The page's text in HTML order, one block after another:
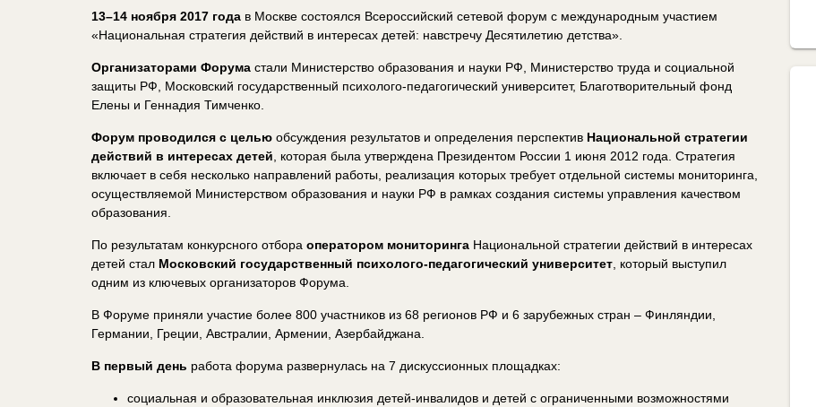
13–14 ноября 2017 года в Москве состоялся Всероссийский сетевой форум с международным участием
«Национальная стратегия действий в интересах детей: навстречу Десятилетию детства».
Организаторами Форума стали Министерство образования и науки РФ, Министерство труда и социальной
защиты РФ, Московский государственный психолого-педагогический университет, Благотворительный фонд
Елены и Геннадия Тимченко.
Форум проводился с целью обсуждения результатов и определения перспектив Национальной стратегии
действий в интересах детей, которая была утверждена Президентом России 1 июня 2012 года. Стратегия
включает в себя несколько направлений работы, реализация которых требует отдельной системы мониторинга,
осуществляемой Министерством образования и науки РФ в рамках создания системы управления качеством
образования.
По результатам конкурсного отбора оператором мониторинга Национальной стратегии действий в интересах
детей стал Московский государственный психолого-педагогический университет, который выступил
одним из ключевых организаторов Форума.
В Форуме приняли участие более 800 участников из 68 регионов РФ и 6 зарубежных стран – Финляндии,
Германии, Греции, Австралии, Армении, Азербайджана.
В первый день работа форума развернулась на 7 дискуссионных площадках:
социальная и образовательная инклюзия детей-инвалидов и детей с ограниченными возможностями